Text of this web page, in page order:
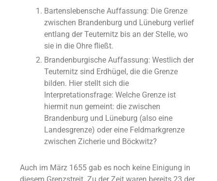
Bartenslebensche Auffassung: Die Grenze
zwischen Brandenburg und Lüneburg verlief
entlang der Teuternitz bis an der Stelle, wo
sie in die Ohre fließt.
Brandenburgische Auffassung: Westlich der
Teuternitz sind Erdhügel, die die Grenze
bilden. Hier stellt sich die
Interpretationsfrage: Welche Grenze ist
hiermit nun gemeint: die zwischen
Brandenburg und Lüneburg (also eine
Landesgrenze) oder eine Feldmarkgrenze
zwischen Zicherie und Böckwitz?
Auch im März 1655 gab es noch keine Einigung in